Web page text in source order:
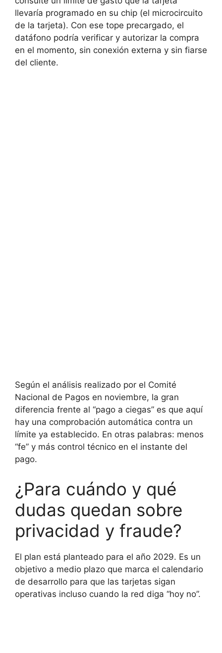
llevaría programado en su chip (el microcircuito
de la tarjeta). Con ese tope precargado, el
datáfono podría verificar y autorizar la compra
en el momento, sin conexión externa y sin fiarse
del cliente.
Según el análisis realizado por el Comité
Nacional de Pagos en noviembre, la gran
diferencia frente al “pago a ciegas” es que aquí
hay una comprobación automática contra un
límite ya establecido. En otras palabras: menos
“fe” y más control técnico en el instante del
pago.
¿Para cuándo y qué
dudas quedan sobre
privacidad y fraude?
El plan está planteado para el año 2029. Es un
objetivo a medio plazo que marca el calendario
de desarrollo para que las tarjetas sigan
operativas incluso cuando la red diga “hoy no”.